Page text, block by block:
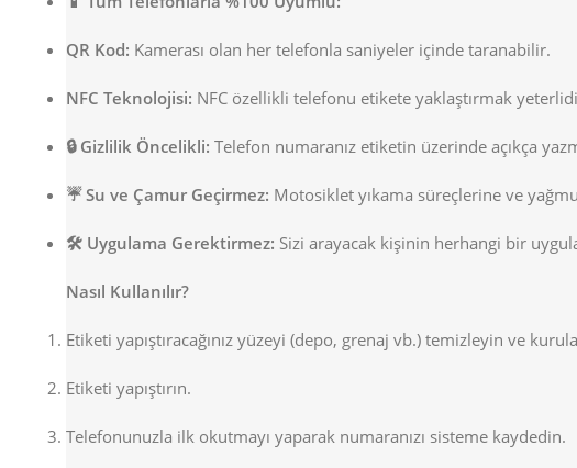
QR Kod: Kamerası olan her telefonla saniyeler içinde taranabilir.
NFC Teknolojisi: NFC özellikli telefonu etikete yaklaştırmak
🔒 Gizlilik Öncelikli: Telefon numaranız etiketin üzerinde açıkça
☔ Su ve Çamur Geçirmez: Motosiklet yıkama süreçlerine ve
🛠️ Uygulama Gerektirmez: Sizi arayacak kişinin herhangi bir
Nasıl Kullanılır?
Etiketi yapıştıracağınız yüzeyi (depo, grenaj vb.) temizleyin ve
Etiketi yapıştırın.
Telefonunuzla ilk okutmayı yaparak numaranızı sisteme kaydedin.